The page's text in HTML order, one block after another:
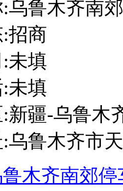
乌鲁木齐南
招商
未填
未填
新疆-乌鲁木
乌鲁木齐市
木齐南郊